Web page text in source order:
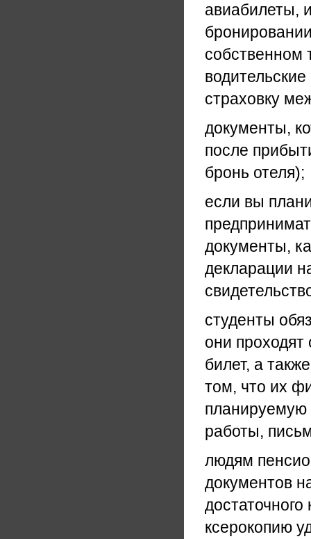
авиабилеты,
собственном
страховку
документы,
после
бронь отеля);
если вы
документы,
декларации
студенты
они проходят
билет, а
том, что их
планируемую
работы,
людям
документов
ксерокопию